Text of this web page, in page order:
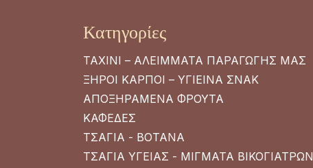
Κατηγορίες
ΤΑΧΙΝΙ – ΑΛΕΙΜΜΑΤΑ ΠΑΡΑΓΩΓΗΣ ΜΑΣ
ΞΗΡΟΙ ΚΑΡΠΟΙ – ΥΓΙΕΙΝΑ ΣΝΑΚ
ΑΠΟΞΗΡΑΜΕΝΑ ΦΡΟΥΤΑ
ΚΑΦΕΔΕΣ
ΤΣΑΓΙΑ - ΒΟΤΑΝΑ
ΤΣΑΓΙΑ ΥΓΕΙΑΣ - ΜΙΓΜΑΤΑ ΒΙΚΟΓΙΑΤΡΩΝ